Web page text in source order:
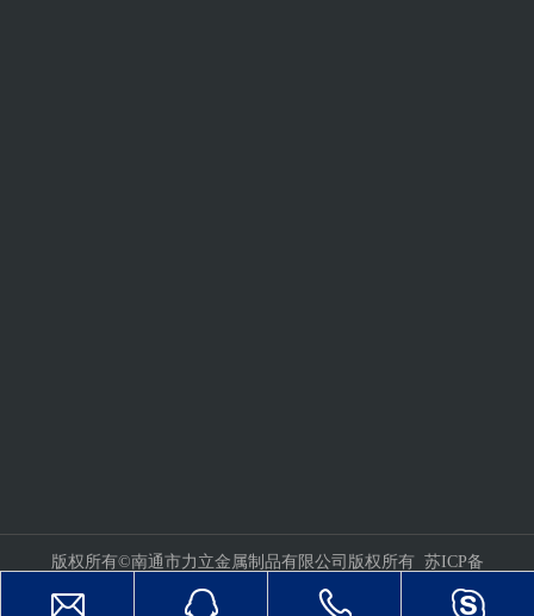
版权所有©南通市力立金属制品有限公司版权所有 苏ICP备
09021551号
技术支持： www.leadong.com 网站地图